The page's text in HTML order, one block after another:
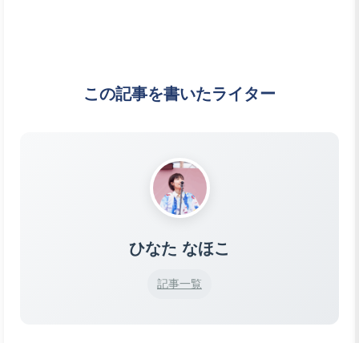
この記事を書いたライター
ひなた なほこ
記事一覧